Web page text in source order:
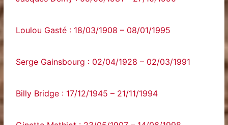
Loulou Gasté : 18/03/1908 – 08/01/1995
Serge Gainsbourg : 02/04/1928 – 02/03/1991
Billy Bridge : 17/12/1945 – 21/11/1994